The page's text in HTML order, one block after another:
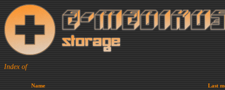
Index of
Name Last